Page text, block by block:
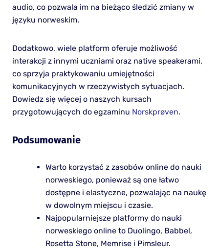
audio, co pozwala im na bieżąco śledzić zmiany w
języku norweskim.
Dodatkowo, wiele platform oferuje możliwość
interakcji z innymi uczniami oraz native speakerami,
co sprzyja praktykowaniu umiejętności
komunikacyjnych w rzeczywistych sytuacjach.
Dowiedz się więcej o naszych kursach
przygotowujących do egzaminu Norskprøven.
Podsumowanie
Warto korzystać z zasobów online do nauki
norweskiego, ponieważ są one łatwo
dostępne i elastyczne, pozwalając na naukę
w dowolnym miejscu i czasie.
Najpopularniejsze platformy do nauki
norweskiego online to Duolingo, Babbel,
Rosetta Stone, Memrise i Pimsleur.